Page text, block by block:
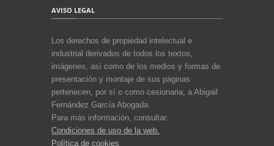
AVISO LEGAL
Los derechos de propiedad intelectual e
industrial derivados de todos los textos,
imágenes, así como de los medios y formas de
presentación y montaje de sus páginas
pertenecen, por sí o como cesionaria, a Abigail
Fernández García Abogada.
Para más información, consultar:
Condiciones de uso de la web.
Política de cookies